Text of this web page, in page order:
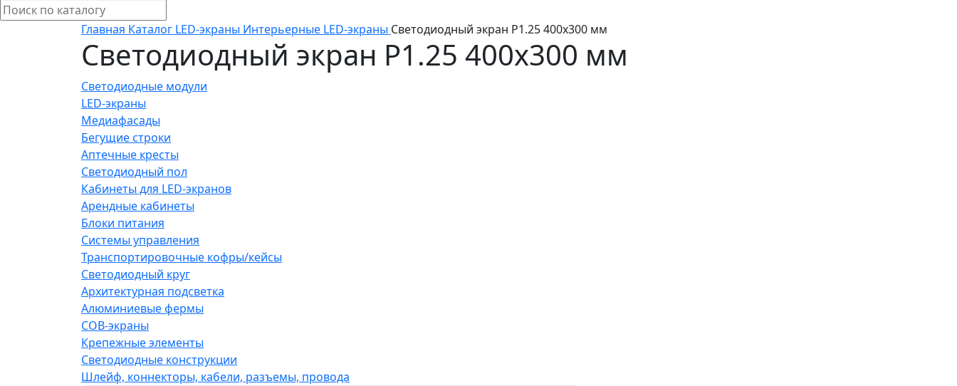
Главная Каталог LED-экраны Интерьерные LED-экраны Светодиодный экран P1.25 400х300 мм
Светодиодный экран P1.25 400х300 мм
Светодиодные модули
LED-экраны
Медиафасады
Бегущие строки
Аптечные кресты
Светодиодный пол
Кабинеты для LED-экранов
Арендные кабинеты
Блоки питания
Системы управления
Транспортировочные кофры/кейсы
Светодиодный круг
Архитектурная подсветка
Алюминиевые фермы
COB-экраны
Крепежные элементы
Светодиодные конструкции
Шлейф, коннекторы, кабели, разъемы, провода